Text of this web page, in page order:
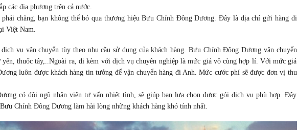
các địa phương trên cả nước.
chăng, bạn không thể bỏ qua thương hiệu Bưu Chính Đông Dương. Đây là địa chỉ gửi hàng đi
Việt Nam.
vụ vận chuyển tùy theo nhu cầu sử dụng của khách hàng. Bưu Chính Đông Dương vận chuyển
yến, thuốc tây,..Ngoài ra, đi kèm với dịch vụ chuyên nghiệp là mức giá vô cùng hợp lí. Với mức giá
luôn được khách hàng tin tưởng để vận chuyển hàng đi Anh. Mức cước phí sẽ được đơn vị thu
có đội ngũ nhân viên tư vấn nhiệt tình, sẽ giúp bạn lựa chọn được gói dịch vụ phù hợp. Đây
Chính Đông Dương làm hài lòng những khách hàng khó tính nhất.